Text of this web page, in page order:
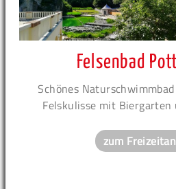
Felsenbad
Schönes
Felskulisse mit Biergarten
zum